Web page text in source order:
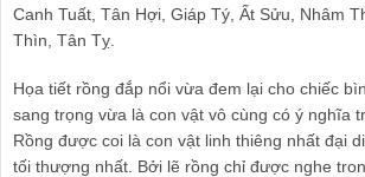
Canh Tuất, Tân Hợi, Giáp Tý, Ất Sửu, Nhâm
Thìn, Tân Tỵ.
Họa tiết rồng đắp nổi vừa đem lại cho chiếc
sang trọng vừa là con vật vô cùng có ý nghĩa
Rồng được coi là con vật linh thiêng nhất đại
tối thượng nhất. Bởi lẽ rồng chỉ được nghe